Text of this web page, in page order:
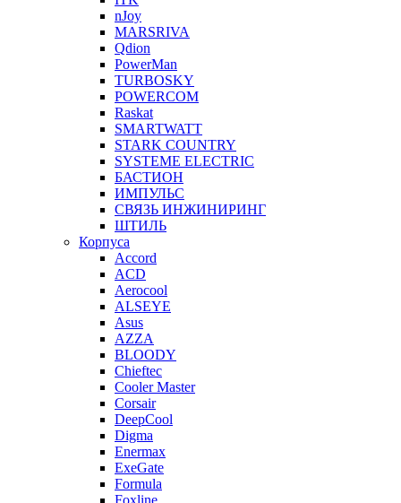
nJoy
MARSRIVA
Qdion
PowerMan
TURBOSKY
POWERCOM
Raskat
SMARTWATT
STARK COUNTRY
SYSTEME ELECTRIC
БАСТИОН
ИМПУЛЬС
СВЯЗЬ ИНЖИНИРИНГ
ШТИЛЬ
Корпуса
Accord
ACD
Aerocool
ALSEYE
Asus
AZZA
BLOODY
Chieftec
Cooler Master
Corsair
DeepCool
Digma
Enermax
ExeGate
Formula